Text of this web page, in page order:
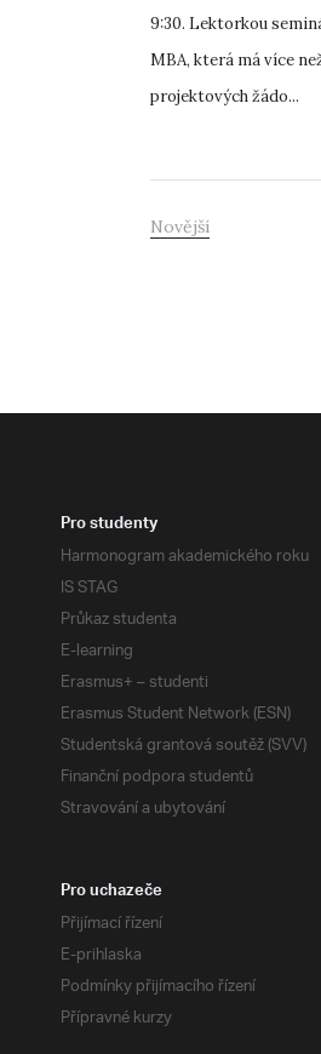
9:30. Lektorkou
MBA, která má více
projektových žádo...
Novější
Pro studenty
Harmonogram akademického roku
IS STAG
Průkaz studenta
E-learning
Erasmus+ – studenti
Erasmus Student Network (ESN)
Studentská grantová soutěž (SVV)
Finanční podpora studentů
Stravování a ubytování
Pro uchazeče
Přijímací řízení
E-prihlaska
Podmínky přijímacího řízení
Přípravné kurzy